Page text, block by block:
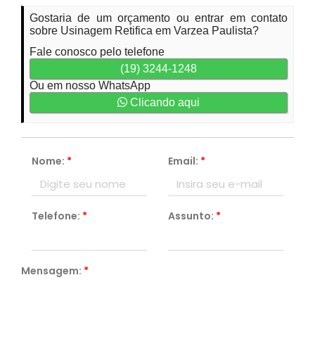
Gostaria de um orçamento ou entrar em contato
sobre Usinagem Retifica em Varzea Paulista?
Fale conosco pelo telefone
(19) 3244-1248
Ou em nosso WhatsApp
Clicando aqui
Nome: * Email: *
Telefone: * Assunto: *
Mensagem: *